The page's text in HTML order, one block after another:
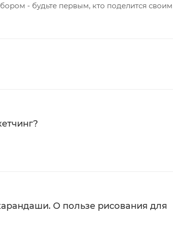
- будьте первым, кто поделится
О пользе рисования для